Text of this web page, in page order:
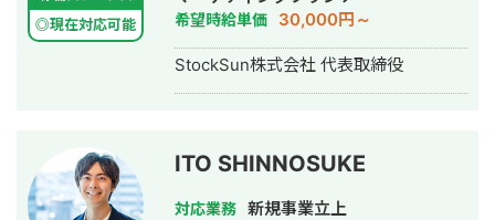
◎現在対応可能
SNS運用代行・ホームページ制作・作
成・リスティング広告運用代行・動画
制作・動画編集
希望時給単価 30,000円～
StockSun株式会社 代表取締役
ITO SHINNOSUKE
対応業務 新規事業立上